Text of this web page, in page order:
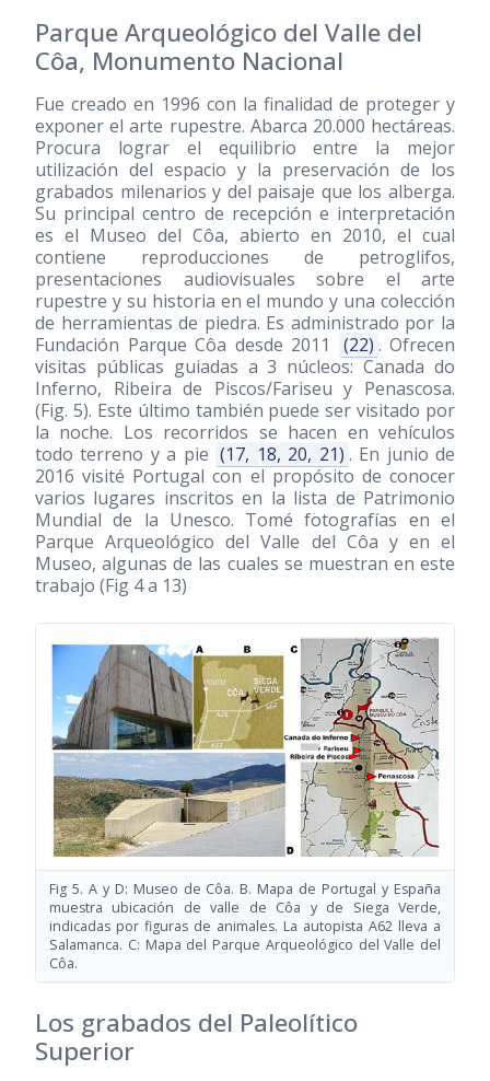
Parque Arqueológico del Valle del
Côa, Monumento Nacional
Fue creado en 1996 con la finalidad de proteger y
exponer el arte rupestre. Abarca 20.000 hectáreas.
Procura lograr el equilibrio entre la mejor
utilización del espacio y la preservación de los
grabados milenarios y del paisaje que los alberga.
Su principal centro de recepción e interpretación
es el Museo del Côa, abierto en 2010, el cual
contiene reproducciones de petroglifos,
presentaciones audiovisuales sobre el arte
rupestre y su historia en el mundo y una colección
de herramientas de piedra. Es administrado por la
Fundación Parque Côa desde 2011
(22) . Ofrecen
visitas públicas guiadas a 3 núcleos: Canada do
Inferno, Ribeira de Piscos/Fariseu y Penascosa.
(Fig. 5). Este último también puede ser visitado por
la noche. Los recorridos se hacen en vehículos
todo terreno y a pie (17, 18, 20, 21) . En junio de
2016 visité Portugal con el propósito de conocer
varios lugares inscritos en la lista de Patrimonio
Mundial de la Unesco. Tomé fotografías en el
Parque Arqueológico del Valle del Côa y en el
Museo, algunas de las cuales se muestran en este
trabajo (Fig 4 a 13)
Fig 5. A y D: Museo de Côa. B. Mapa de Portugal y España
muestra ubicación de valle de Côa y de Siega Verde,
indicadas por figuras de animales. La autopista A62 lleva a
Salamanca. C: Mapa del Parque Arqueológico del Valle del
Côa.
Los grabados del Paleolítico
Superior